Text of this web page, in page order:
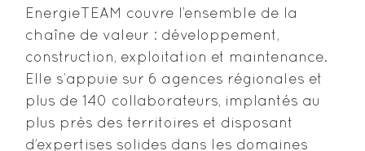
EnergieTEAM couvre l’ensemble de la
chaîne de valeur : développement,
construction, exploitation et maintenance.
Elle s’appuie sur 6 agences régionales et
plus de 140 collaborateurs, implantés au
plus près des territoires et disposant
d’expertises solides dans les domaines